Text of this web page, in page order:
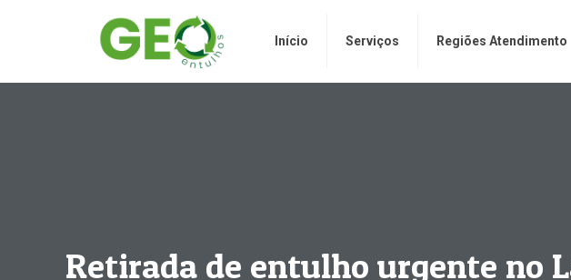
Início Serviços Regiões Atendimento
Retirada de entulho urgente no